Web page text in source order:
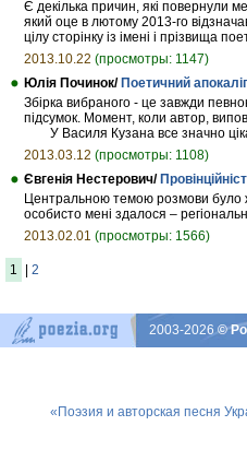
Є декілька причин, які повернули
який оце в лютому 2013-го
цілу сторінку із імені і прізвища
2013.10.22 (просмотры: 1147)
Юлія Починок/ Поетичний
Збірка вибраного - це завжди
підсумок. Момент, коли автор,
У Василя Кузана все значно
2013.03.12 (просмотры: 1108)
Євгенія Нестерович/
Центральною темою розмови було
особисто мені здалося –
2013.02.01 (просмотры: 1566)
1 2
2003-2026©
«Поэзия и авторская песня